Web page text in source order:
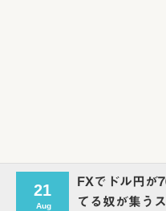
21
Aug
FXでドル円が
てる奴が集う